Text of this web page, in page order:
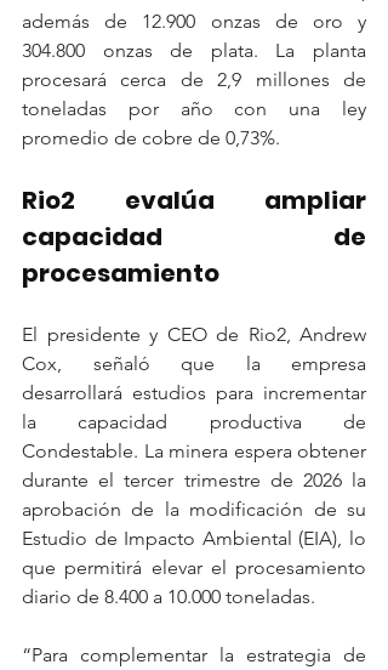
además de 12.900 onzas de oro y
304.800 onzas de plata. La planta
procesará cerca de 2,9 millones de
toneladas por año con una ley
promedio de cobre de 0,73%.
Rio2 evalúa ampliar
capacidad de
procesamiento
El presidente y CEO de Rio2, Andrew
Cox, señaló que la empresa
desarrollará estudios para incrementar
la capacidad productiva de
Condestable. La minera espera obtener
durante el tercer trimestre de 2026 la
aprobación de la modificación de su
Estudio de Impacto Ambiental (EIA), lo
que permitirá elevar el procesamiento
diario de 8.400 a 10.000 toneladas.
“Para complementar la estrategia de